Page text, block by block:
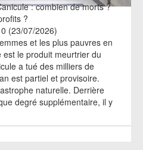
: combien de morts ?
?
(23/07/2026)
et les plus pauvres en
le produit meurtrier du
a tué des milliers de
est partiel et provisoire.
naturelle. Derrière
degré supplémentaire, il y